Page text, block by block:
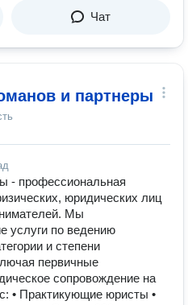
Чат
и партнеры
- профессиональная
юридических лиц
Мы
услуги по ведению
и степени
первичные
сопровождение на
• Практикующие юристы •